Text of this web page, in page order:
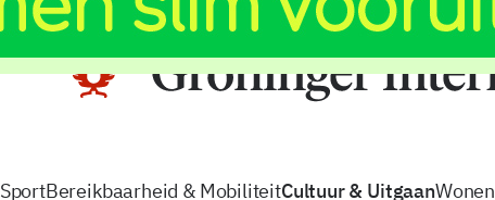
SportBereikbaarheid & MobiliteitCultuur & UitgaanWonen